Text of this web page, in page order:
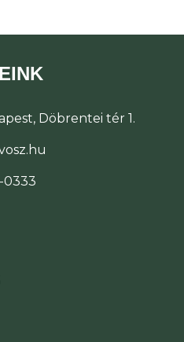
Döbrentei tér 1.
0333